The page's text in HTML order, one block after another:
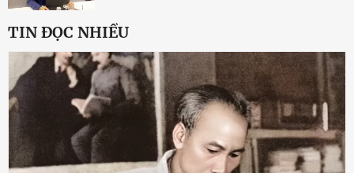
TIN ĐỌC NHIỀU